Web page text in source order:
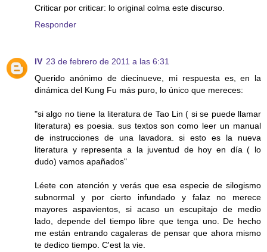
Criticar por criticar: lo original colma este discurso.
Responder
IV 23 de febrero de 2011 a las 6:31
Querido anónimo de diecinueve, mi respuesta es, en la
dinámica del Kung Fu más puro, lo único que mereces:
"si algo no tiene la literatura de Tao Lin ( si se puede llamar
literatura) es poesia. sus textos son como leer un manual
de instrucciones de una lavadora. si esto es la nueva
literatura y representa a la juventud de hoy en día ( lo
dudo) vamos apañados"
Léete con atención y verás que esa especie de silogismo
subnormal y por cierto infundado y falaz no merece
mayores aspavientos, si acaso un escupitajo de medio
lado, depende del tiempo libre que tenga uno. De hecho
me están entrando cagaleras de pensar que ahora mismo
te dedico tiempo. C'est la vie.